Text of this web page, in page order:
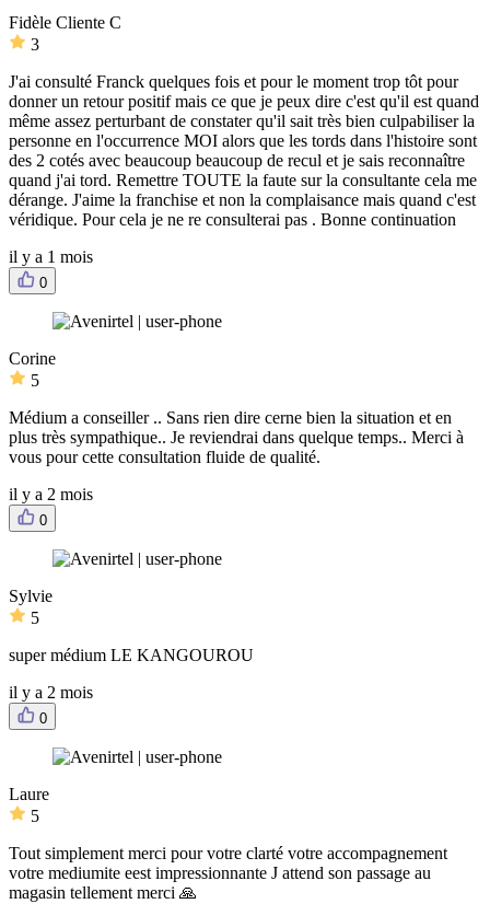
Fidèle Cliente C
3
J'ai consulté Franck quelques fois et pour le moment trop tôt pour
donner un retour positif mais ce que je peux dire c'est qu'il est quand
même assez perturbant de constater qu'il sait très bien culpabiliser la
personne en l'occurrence MOI alors que les tords dans l'histoire sont
des 2 cotés avec beaucoup beaucoup de recul et je sais reconnaître
quand j'ai tord. Remettre TOUTE la faute sur la consultante cela me
dérange. J'aime la franchise et non la complaisance mais quand c'est
véridique. Pour cela je ne re consulterai pas . Bonne continuation
il y a 1 mois
0
Corine
5
Médium a conseiller .. Sans rien dire cerne bien la situation et en
plus très sympathique.. Je reviendrai dans quelque temps.. Merci à
vous pour cette consultation fluide de qualité.
il y a 2 mois
0
Sylvie
5
super médium LE KANGOUROU
il y a 2 mois
0
Laure
5
Tout simplement merci pour votre clarté votre accompagnement
votre mediumite eest impressionnante J attend son passage au
magasin tellement merci 🙏